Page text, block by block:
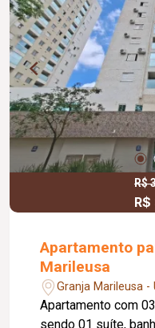
comércios locais.
de locação, agende
contato para mais
R$
Apartamento
Marileusa
Granja Marileusa -
Apartamento com
sendo 01 suíte,